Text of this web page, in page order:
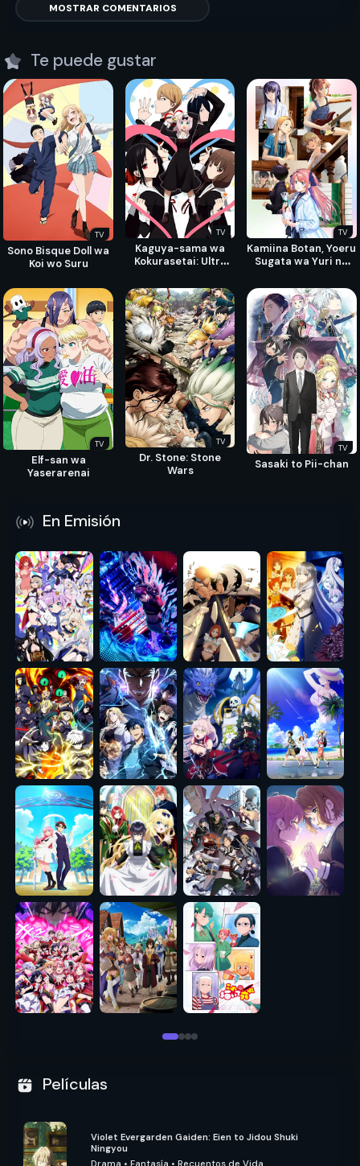
En Emisión
Películas
Violet Evergarden Gaiden: Eien to Jidou Shuki
Ningyou
MOSTRAR COMENTARIOS
Te puede gustar
TV
Sono Bisque Doll wa
Koi wo Suru
TV
Kaguya-sama wa
Kokurasetai: Ultra
TV
Kamiina Botan, Yoeru
Sugata wa Yuri no
TV
Elf-san wa
Yaserarenai
TV
Dr. Stone: Stone
Wars
TV
Sasaki to Pii-chan